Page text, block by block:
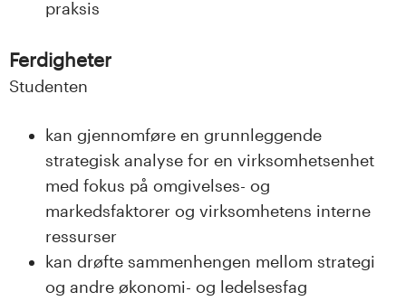
praksis
Ferdigheter
Studenten
kan gjennomføre en grunnleggende
strategisk analyse for en virksomhetsenhet
med fokus på omgivelses- og
markedsfaktorer og virksomhetens interne
ressurser
kan drøfte sammenhengen mellom strategi
og andre økonomi- og ledelsesfag